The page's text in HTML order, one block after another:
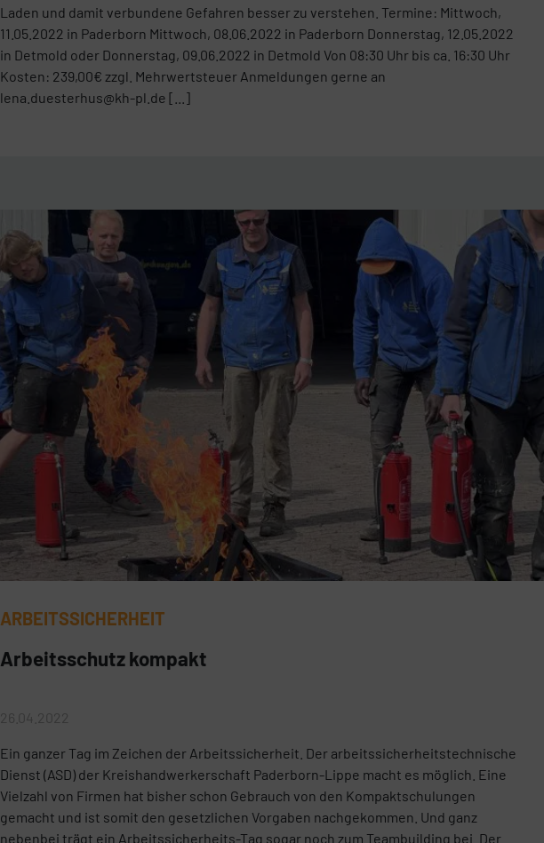
Laden und damit verbundene Gefahren besser zu verstehen. Termine: Mittwoch,
11.05.2022 in Paderborn Mittwoch, 08.06.2022 in Paderborn Donnerstag, 12.05.2022
in Detmold oder Donnerstag, 09.06.2022 in Detmold Von 08:30 Uhr bis ca. 16:30 Uhr
Kosten: 239,00€ zzgl. Mehrwertsteuer Anmeldungen gerne an
lena.duesterhus@kh-pl.de [...]
ARBEITSSICHERHEIT
Arbeitsschutz kompakt
26.04.2022
Ein ganzer Tag im Zeichen der Arbeitssicherheit. Der arbeitssicherheitstechnische
Dienst (ASD) der Kreishandwerkerschaft Paderborn-Lippe macht es möglich. Eine
Vielzahl von Firmen hat bisher schon Gebrauch von den Kompaktschulungen
gemacht und ist somit den gesetzlichen Vorgaben nachgekommen. Und ganz
nebenbei trägt ein Arbeitssicherheits-Tag sogar noch zum Teambuilding bei. Der